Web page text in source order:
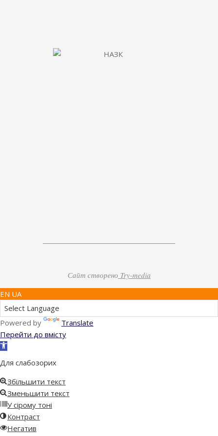
Сайт створено Try-media
EN UA
Powered by
Translate
Перейти до вмісту
Відкрити
інструментів
Для слабозорих
Збільшити текст
Зменьшити текст
У сірому тоні
Контраст
Негатив